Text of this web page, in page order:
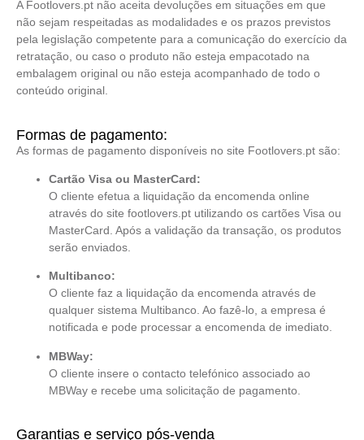
A Footlovers.pt não aceita devoluções em situações em que
não sejam respeitadas as modalidades e os prazos previstos
pela legislação competente para a comunicação do exercício da
retratação, ou caso o produto não esteja empacotado na
embalagem original ou não esteja acompanhado de todo o
conteúdo original.
Formas de pagamento:
As formas de pagamento disponíveis no site Footlovers.pt são:
Cartão Visa ou MasterCard:
O cliente efetua a liquidação da encomenda online
através do site footlovers.pt utilizando os cartões Visa ou
MasterCard. Após a validação da transação, os produtos
serão enviados.
Multibanco:
O cliente faz a liquidação da encomenda através de
qualquer sistema Multibanco. Ao fazê-lo, a empresa é
notificada e pode processar a encomenda de imediato.
MBWay:
O cliente insere o contacto telefónico associado ao
MBWay e recebe uma solicitação de pagamento.
Garantias e serviço pós-venda